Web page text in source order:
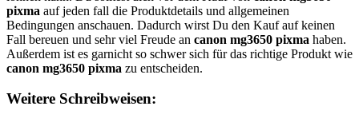
pixma auf jeden fall die Produktdetails und allgemeinen
Bedingungen anschauen. Dadurch wirst Du den Kauf auf keinen
Fall bereuen und sehr viel Freude an canon mg3650 pixma haben.
Außerdem ist es garnicht so schwer sich für das richtige Produkt wie
canon mg3650 pixma zu entscheiden.
Weitere Schreibweisen: